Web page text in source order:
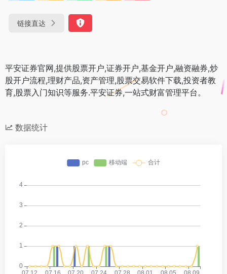
链接直达
平安证券官网,提供股票开户,证券开户,基金开户,融资融券,炒
股开户流程,理财产品,资产管理,股票交易软件下载,投资者教
育,股票入门知识等服务.平安证券,一站式财富管理平台。
数据统计